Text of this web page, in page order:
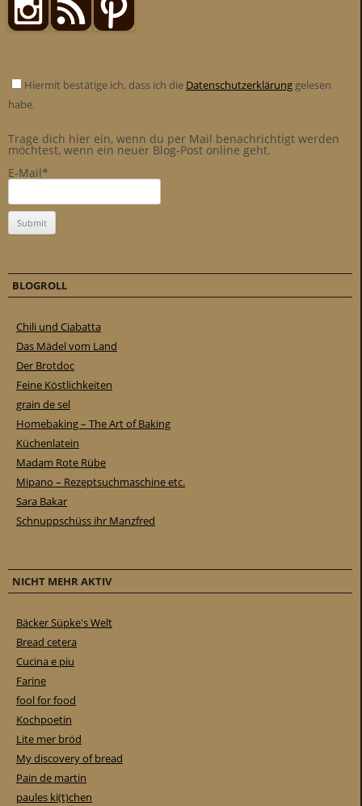
Hiermit bestätige ich, dass ich die Datenschutzerklärung gelesen
habe.
Trage dich hier ein, wenn du per Mail benachrichtigt werden
möchtest, wenn ein neuer Blog-Post online geht.
E-Mail*
BLOGROLL
Chili und Ciabatta
Das Mädel vom Land
Der Brotdoc
Feine Köstlichkeiten
grain de sel
Homebaking – The Art of Baking
Küchenlatein
Madam Rote Rübe
Mipano – Rezeptsuchmaschine etc.
Sara Bakar
Schnuppschüss ihr Manzfred
NICHT MEHR AKTIV
Bäcker Süpke's Welt
Bread cetera
Cucina e piu
Farine
fool for food
Kochpoetin
Lite mer bröd
My discovery of bread
Pain de martin
paules ki(t)chen